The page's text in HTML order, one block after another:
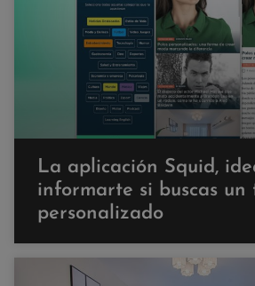
La aplicación Squid,
informarte si buscas un
personalizado